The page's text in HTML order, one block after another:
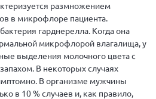
размножением
в микрофлоре пациента.
гарднерелла. Когда она
микрофлорой влагалища, у
выделения молочного цвета с
В некоторых случаях
В организме мужчины
в 10 % случаев и, как правило,